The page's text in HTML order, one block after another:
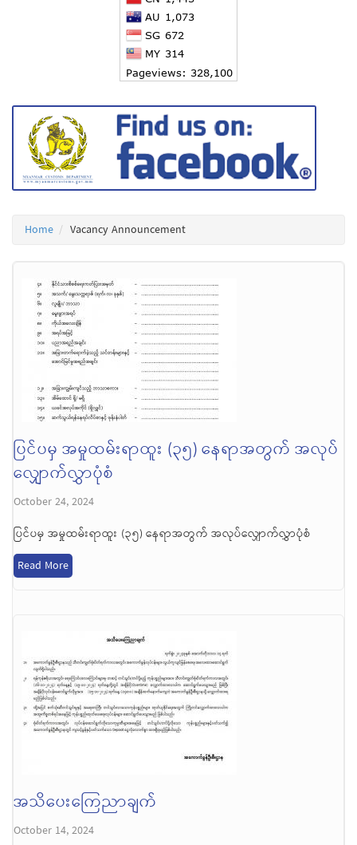
Home Vacancy Announcement
ပြင်ပမှ အမှုထမ်းရာထူး (၃၅) နေရာအတွက် အလုပ်
လျှောက်လွှာပုံစံ
October 24, 2024
ပြင်ပမှ အမှုထမ်းရာထူး (၃၅) နေရာအတွက် အလုပ်လျှောက်လွှာပုံစံ
Read More
အသိပေးကြေညာချက်
October 14, 2024